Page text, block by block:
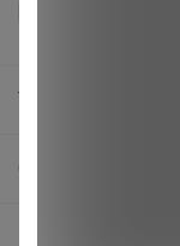
TanyaPK